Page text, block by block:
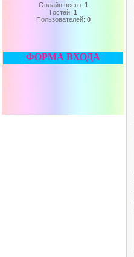
Онлайн всего: 1
Гостей: 1
Пользователей: 0
ФОРМА ВХОДА